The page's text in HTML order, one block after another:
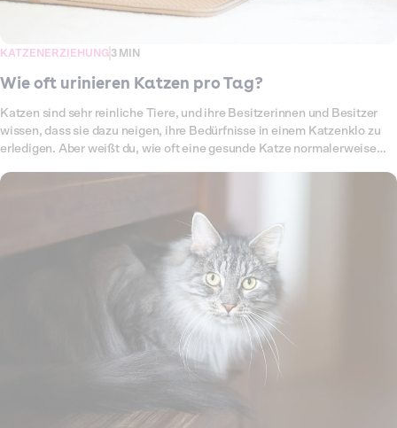
KATZENERZIEHUNG 3 MIN
Wie oft urinieren Katzen pro Tag?
Katzen sind sehr reinliche Tiere, und ihre Besitzerinnen und Besitzer
wissen, dass sie dazu neigen, ihre Bedürfnisse in einem Katzenklo zu
erledigen. Aber weißt du, wie oft eine gesunde Katze normalerweise
Urinierhäufigkeit bei Katzen und wie du gesundheitliche Probleme
erkennen kannst.